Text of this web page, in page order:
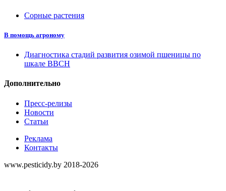
Сорные растения
В помощь агроному
Диагностика стадий развития озимой пшеницы по
шкале ВВСН
Дополнительно
Пресс-релизы
Новости
Статьи
Реклама
Контакты
www.pesticidy.by 2018-2026